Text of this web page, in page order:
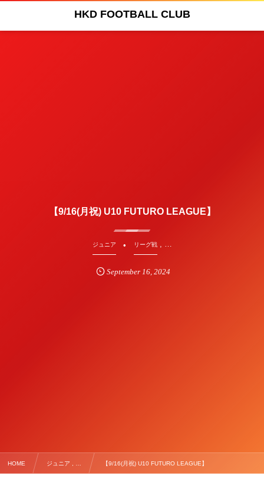
HKD FOOTBALL CLUB
【9/16(月祝) U10 FUTURO LEAGUE】
ジュニア リーグ戦, …
September 16, 2024
HOME ジュニア , … 【9/16(月祝) U10 FUTURO LEAGUE】